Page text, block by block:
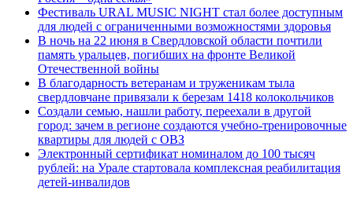
Фестиваль URAL MUSIC NIGHT стал более доступным
для людей с ограниченными возможностями здоровья
В ночь на 22 июня в Свердловской области почтили
память уральцев, погибших на фронте Великой
Отечественной войны
В благодарность ветеранам и труженикам тыла
свердловчане привязали к березам 1418 колокольчиков
Создали семью, нашли работу, переехали в другой
город: зачем в регионе создаются учебно-тренировочные
квартиры для людей с ОВЗ
Электронный сертификат номиналом до 100 тысяч
рублей: на Урале стартовала комплексная реабилитация
детей-инвалидов